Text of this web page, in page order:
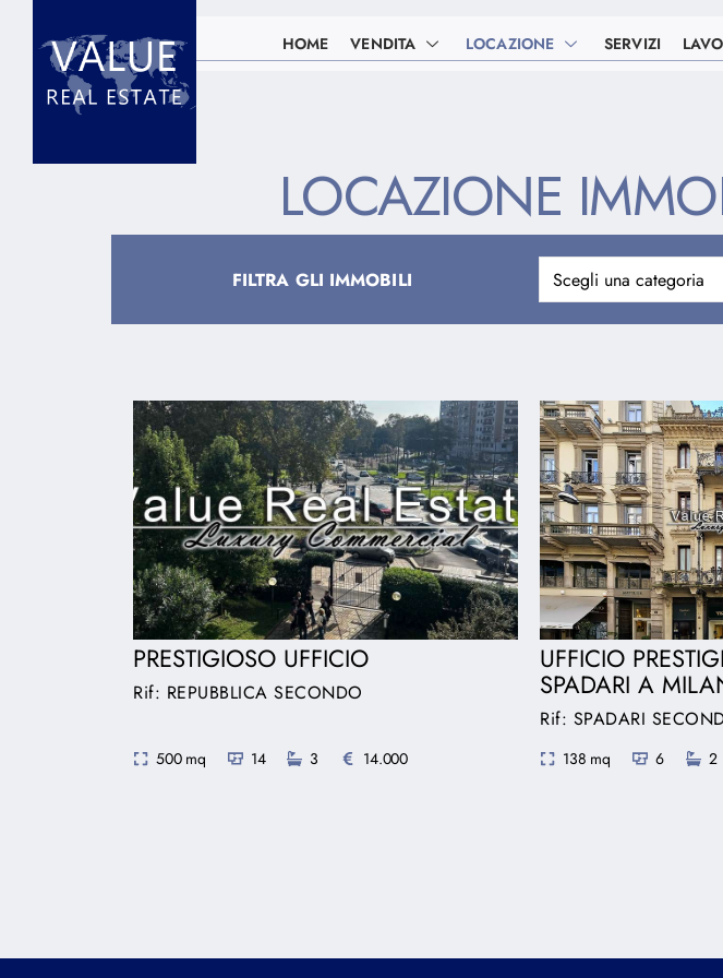
HOME VENDITA LOCAZIONE SERVIZI
LOCAZIONE
FILTRA GLI IMMOBILI
PRESTIGIOSO UFFICIO
Rif: REPUBBLICA SECONDO
500 mq 14 3 14.000
UFFICIO
SPADARI A
Rif: SPADARI
138 mq 6 2